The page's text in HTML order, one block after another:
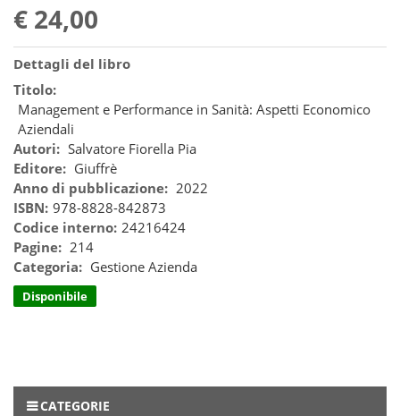
€ 24,00
Dettagli del libro
Titolo:
Management e Performance in Sanità: Aspetti Economico
Aziendali
Autori: Salvatore Fiorella Pia
Editore: Giuffrè
Anno di pubblicazione: 2022
ISBN: 978-8828-842873
Codice interno: 24216424
Pagine: 214
Categoria: Gestione Azienda
Disponibile
CATEGORIE